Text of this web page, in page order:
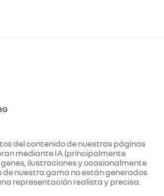
del contenido de nuestras páginas
mediante IA (principalmente
ilustraciones y ocasionalmente
de nuestra gama no están generados
representación realista y precisa.